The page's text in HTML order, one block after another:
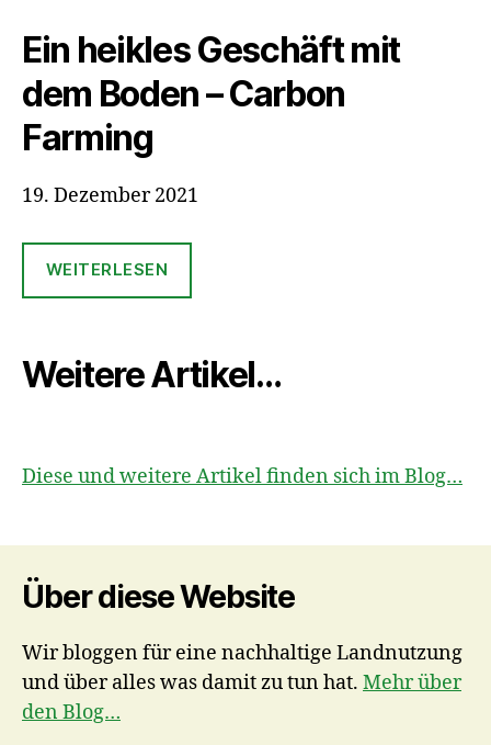
Ein heikles Geschäft mit
dem Boden – Carbon
Farming
19. Dezember 2021
WEITERLESEN
Weitere Artikel…
Diese und weitere Artikel finden sich im Blog…
Über diese Website
Wir bloggen für eine nachhaltige Landnutzung
und über alles was damit zu tun hat. Mehr über
den Blog…